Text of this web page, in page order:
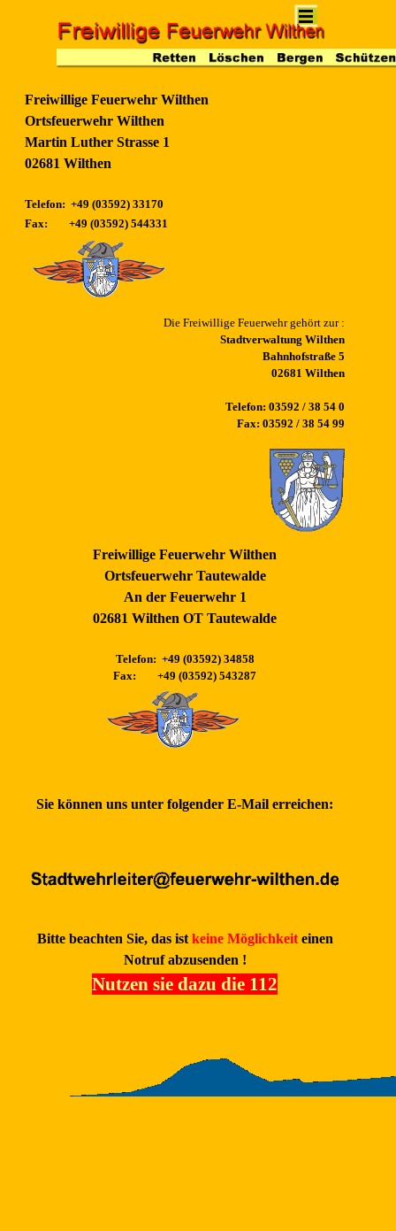
Freiwillige Feuerwehr Wilthen
Ortsfeuerwehr Wilthen
Martin Luther Strasse 1
02681 Wilthen
Telefon: +49 (03592) 33170
Fax: +49 (03592) 544331
Die Freiwillige Feuerwehr gehört zur :
Stadtverwaltung Wilthen
Bahnhofstraße 5
02681 Wilthen
Telefon: 03592 / 38 54 0
Fax: 03592 / 38 54 99
Freiwillige Feuerwehr Wilthen
Ortsfeuerwehr Tautewalde
An der Feuerwehr 1
02681 Wilthen OT Tautewalde
Telefon: +49 (03592) 34858
Fax: +49 (03592) 543287
Sie können uns unter folgender E-Mail erreichen:
Bitte beachten Sie, das ist keine Möglichkeiteinen
Notruf abzusenden !
Nutzen sie dazu die 112